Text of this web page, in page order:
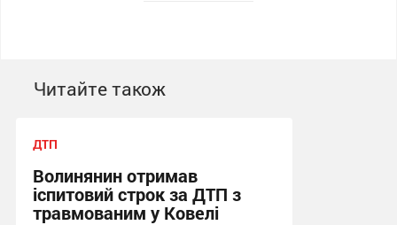
Читайте також
ДТП
Волинянин отримав
іспитовий строк за ДТП з
травмованим у Ковелі